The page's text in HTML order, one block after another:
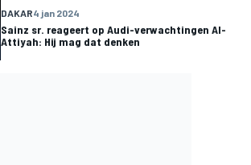
DAKAR4 jan 2024
Sainz sr. reageert op Audi-verwachtingen Al-
Attiyah: Hij mag dat denken